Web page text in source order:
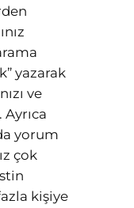
yazarak
ve
yorum
çok
kişiye